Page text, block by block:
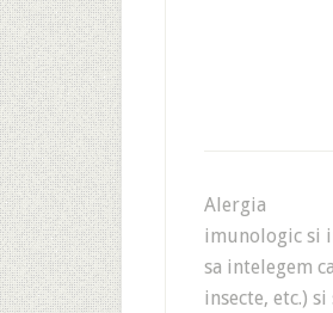
Alergia
imunologic si
sa intelegem
insecte, etc.)